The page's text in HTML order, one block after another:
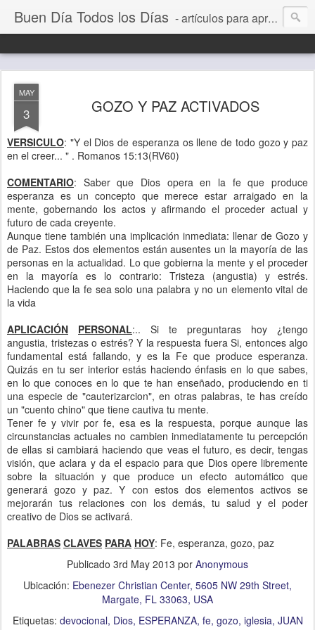
Buen Día Todos los Días - artículos para aprender a vivir mejor, un día a la vez. Por Juan C Quintero
MAY
3 GOZO Y PAZ ACTIVADOS
VERSICULO: "Y el Dios de esperanza os llene de todo gozo y paz
en el creer... " . Romanos 15:13(RV60)
COMENTARIO: Saber que Dios opera en la fe que produce
esperanza es un concepto que merece estar arraigado en la
mente, gobernando los actos y afirmando el proceder actual y
futuro de cada creyente.
Aunque tiene también una implicación inmediata: llenar de Gozo y
de Paz. Estos dos elementos están ausentes un la mayoría de las
personas en la actualidad. Lo que gobierna la mente y el proceder
en la mayoría es lo contrario: Tristeza (angustia) y estrés.
Haciendo que la fe sea solo una palabra y no un elemento vital de
la vida
APLICACIÓN
PERSONAL:.. Si te preguntaras hoy ¿tengo
angustia, tristezas o estrés? Y la respuesta fuera Si, entonces algo
fundamental está fallando, y es la Fe que produce esperanza.
Quizás en tu ser interior estás haciendo énfasis en lo que sabes,
en lo que conoces en lo que te han enseñado, produciendo en ti
una especie de "cauterizarcion", en otras palabras, te has creído
un "cuento chino" que tiene cautiva tu mente.
Tener fe y vivir por fe, esa es la respuesta, porque aunque las
circunstancias actuales no cambien inmediatamente tu percepción
de ellas si cambiará haciendo que veas el futuro, es decir, tengas
visión, que aclara y da el espacio para que Dios opere libremente
sobre la situación y que produce un efecto automático que
generará gozo y paz. Y con estos dos elementos activos se
mejorarán tus relaciones con los demás, tu salud y el poder
creativo de Dios se activará.
PALABRAS CLAVES PARA HOY: Fe, esperanza, gozo, paz
Publicado 3rd May 2013 por Anonymous
Ubicación: Ebenezer Christian Center, 5605 NW 29th Street,
Margate, FL 33063, USA
Etiquetas: devocional Dios ESPERANZA fe gozo iglesia JUAN